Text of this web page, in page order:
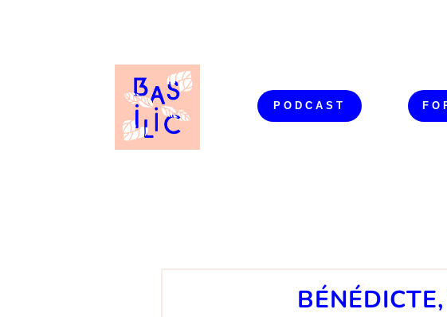
PODCAST